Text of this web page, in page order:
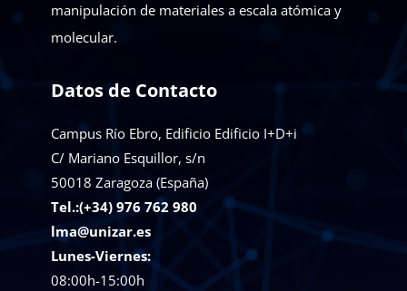
manipulación de materiales a escala atómica y
molecular.
Datos de Contacto
Campus Río Ebro, Edificio Edificio I+D+i
C/ Mariano Esquillor, s/n
50018 Zaragoza (España)
Tel.:(+34) 976 762 980
lma@unizar.es
Lunes-Viernes:
08:00h-15:00h